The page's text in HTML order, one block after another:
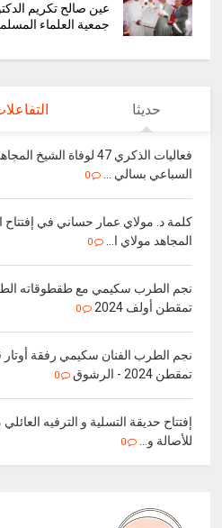
عين صالح تكريم
جمعية العلماء
حديثا
فعاليات الذكري 47 لوفاة
السباعي بسالي ...
0
المجاهد مولاي ا...
0
نجم الطرب سكيمي مع طقطوقاته
تمقطن أولف 2024
0
نجم الطرب الفنان سكيمي رفقة
تمقطن 2024 - الرشوق
0
إفتتاح حديقة التسلية و الترفيه
للأصالة و...
0